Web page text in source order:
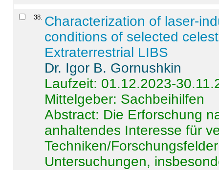
38. Characterization of laser-
conditions of selected
Extraterrestrial LIBS
Dr. Igor B. Gornushkin
Laufzeit: 01.12.2023-
Mittelgeber: Sachbeihilfen
Abstract: Die Erforschung
anhaltendes Interesse für
Techniken/
Untersuchungen,